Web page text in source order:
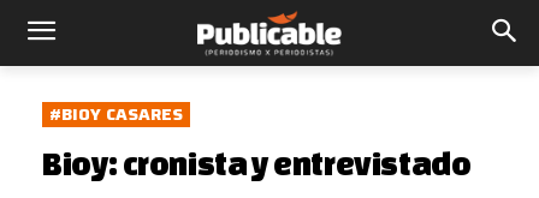
#BIOY CASARES
Bioy: cronista y entrevistado